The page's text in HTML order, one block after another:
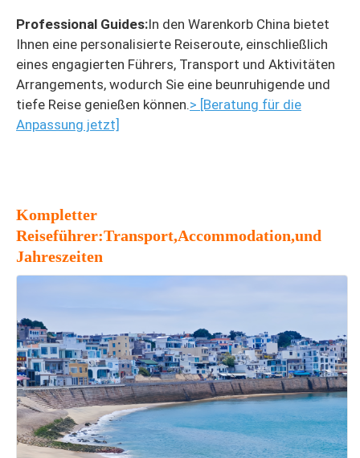
Professional Guides:In den Warenkorb China bietet
Ihnen eine personalisierte Reiseroute, einschließlich
eines engagierten Führers, Transport und Aktivitäten
Arrangements, wodurch Sie eine beunruhigende und
tiefe Reise genießen können.> [Beratung für die
Anpassung jetzt]
Kompletter
Reiseführer:Transport,Accommodation,und
Jahreszeiten